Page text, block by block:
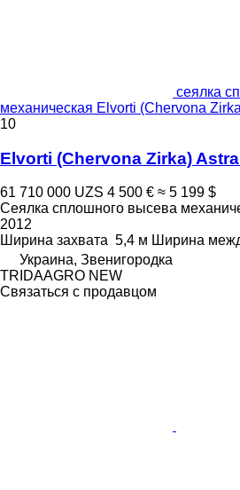
сеялка
механическая Elvorti (Chervona
10
Elvorti (Chervona Zirka)
61 710 000 UZS 4 500 € ≈ 5 199 $
Сеялка сплошного высева
2012
Ширина захвата 5,4 м Ширина
Украина, Звенигородка
TRIDAAGRO NEW
Связаться с продавцом